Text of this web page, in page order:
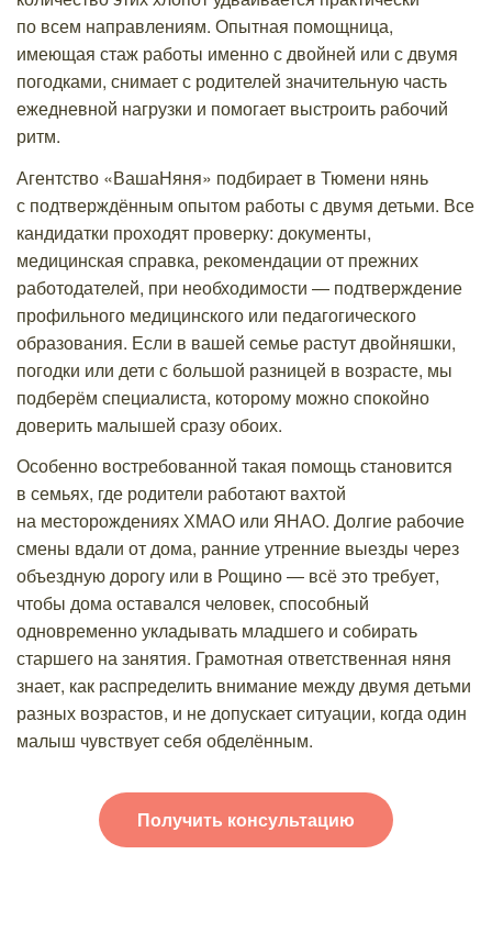
по всем направлениям. Опытная помощница,
имеющая стаж работы именно с двойней или с двумя
погодками, снимает с родителей значительную часть
ежедневной нагрузки и помогает выстроить рабочий
ритм.
Агентство «ВашаНяня» подбирает в Тюмени нянь
с подтверждённым опытом работы с двумя детьми. Все
кандидатки проходят проверку: документы,
медицинская справка, рекомендации от прежних
работодателей, при необходимости — подтверждение
профильного медицинского или педагогического
образования. Если в вашей семье растут двойняшки,
погодки или дети с большой разницей в возрасте, мы
подберём специалиста, которому можно спокойно
доверить малышей сразу обоих.
Особенно востребованной такая помощь становится
в семьях, где родители работают вахтой
на месторождениях ХМАО или ЯНАО. Долгие рабочие
смены вдали от дома, ранние утренние выезды через
объездную дорогу или в Рощино — всё это требует,
чтобы дома оставался человек, способный
одновременно укладывать младшего и собирать
старшего на занятия. Грамотная ответственная няня
знает, как распределить внимание между двумя детьми
разных возрастов, и не допускает ситуации, когда один
малыш чувствует себя обделённым.
Получить консультацию